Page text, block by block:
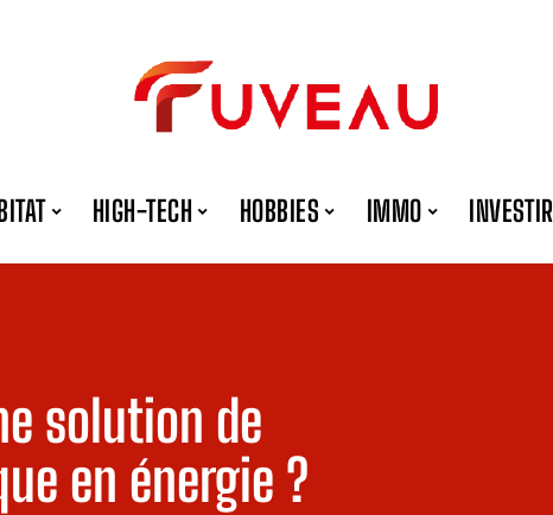
HIGH-TECH HOBBIES IMMO INVESTIR
solution de
en énergie ?